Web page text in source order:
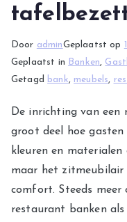
Door adminGeplaatst op
Geplaatst in Banken,
Getagd bank, meubels,
De inrichting van
groot deel hoe gasten
kleuren en
maar het
comfort. Steeds meer
restaurant banken